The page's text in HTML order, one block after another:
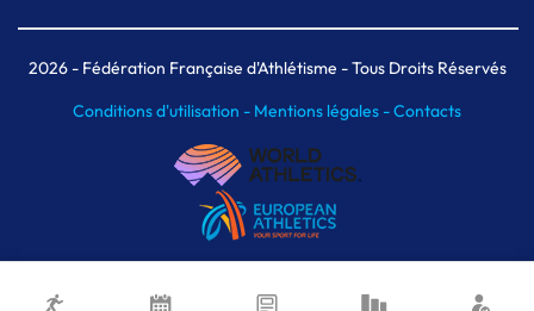
Meeting de Paris indoor
MAIF Ekiden de Paris
2026- Fédération Française d'Athlétisme - Tous Droits Réservés
Conditions d'utilisation - Mentions légales -Contacts